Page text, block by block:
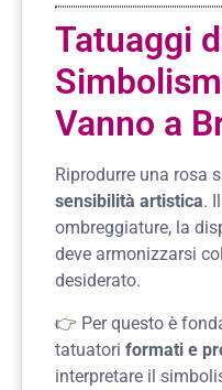
Tatuaggi
Vanno a
Riprodurre una rosa
sensibilità artistica.
ombreggiature, la
deve armonizzarsi
desiderato.
👉 Per questo è
tatuatori formati e
interpretare il